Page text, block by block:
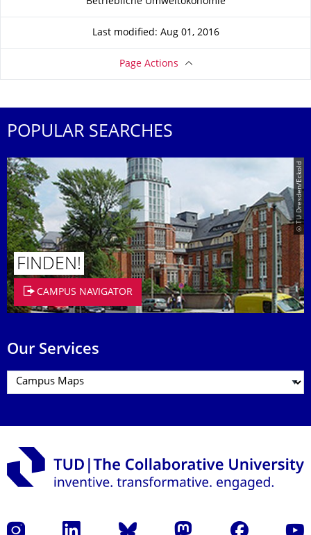
Last modified: Aug 01, 2016
Page Actions
POPULAR SEARCHES
© TU Dresden/Eckold
FINDEN!
CAMPUS NAVIGATOR
Our Services
Instagram LinkedIn Bluesky Mastodon Facebook